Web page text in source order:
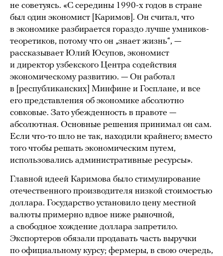
не советуясь. «С середины 1990-х годов в стране
был один экономист [Каримов]. Он считал, что
в экономике разбирается гораздо лучше умников-
теоретиков, потому что он „знает жизнь“, —
рассказывает Юлий Юсупов, экономист
и директор узбекского Центра содействия
экономическому развитию. — Он работал
в [республиканских] Минфине и Госплане, и все
его представления об экономике абсолютно
совковые. Зато убежденность в правоте —
абсолютная. Основные решения принимал он сам.
Если что-то шло не так, находили крайнего; вместо
того чтобы решать экономическим путем,
использовались административные ресурсы».
Главной идеей Каримова было стимулирование
отечественного производителя низкой стоимостью
доллара. Государство установило цену местной
валюты примерно вдвое ниже рыночной,
а свободное хождение доллара запретило.
Экспортеров обязали продавать часть выручки
по официальному курсу; фермеры, в свою очередь,